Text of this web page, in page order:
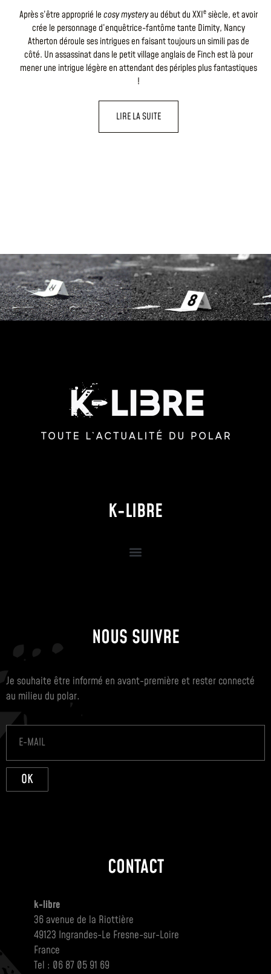
Après s’être approprié lecosy mysteryau début du XXIesiècle, et avoir
crée le personnage d’enquêtrice-fantôme tante Dimity, Nancy
Atherton déroule ses intrigues en faisant toujours un simili pas de
côté. Un assassinat dans le petit village anglais de Finch est là pour
mener une intrigue légère en attendant des périples plus fantastiques
!
LIRE LA SUITE
K-LIBRE
NOUS SUIVRE
Je souhaite être informé en avant-première et rester connecté
au milieu du polar.
OK
CONTACT
k-libre
36 avenue de la Riottière
49123 Ingrandes-Le Fresne-sur-Loire
France
Tel : 06 87 05 91 69